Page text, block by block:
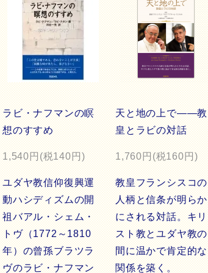
ラビ・ナフマンの瞑
想のすすめ
1,540円(税140円)
ユダヤ教信仰復興運
動ハシディズムの開
祖バアル・シェム・
トヴ（1772～1810
年）の曾孫ブラツラ
ヴのラビ・ナフマン
天と地の上で――教
皇とラビの対話
1,760円(税160円)
教皇フランシスコの
人柄と信条が明らか
にされる対話。キリ
スト教とユダヤ教の
間に温かで肯定的な
関係を築く。